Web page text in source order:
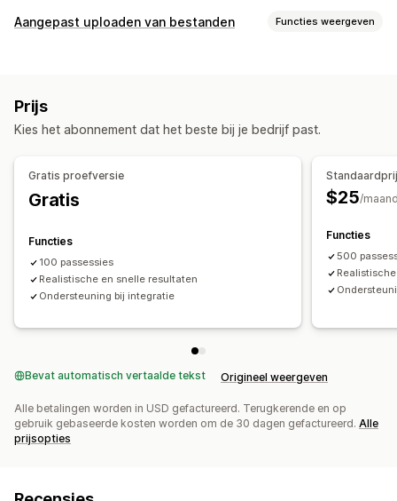
Vergelijkingstools
Kleur en lettertype
Aangepast uploaden van bestanden Functies weergeven
Bestandsbeheer
Prijs
Kies het abonnement dat het beste bij je bedrijf past.
Gratis proefversie
Gratis
Functies
100 passessies
Realistische en snelle resultaten
Ondersteuning bij integratie
$25/
Functies
500
Bevat automatisch vertaalde tekst Origineel weergeven
Alle betalingen worden in USD gefactureerd. Terugkerende en op
gebruik gebaseerde kosten worden om de 30 dagen gefactureerd. Alle
prijsopties